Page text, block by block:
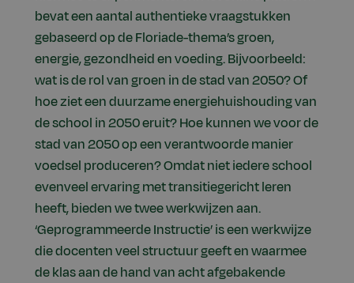
bevat een aantal authentieke vraagstukken
gebaseerd op de Floriade-thema’s groen,
energie, gezondheid en voeding. Bijvoorbeeld:
wat is de rol van groen in de stad van 2050? Of
hoe ziet een duurzame energiehuishouding van
de school in 2050 eruit? Hoe kunnen we voor de
stad van 2050 op een verantwoorde manier
voedsel produceren? Omdat niet iedere school
evenveel ervaring met transitiegericht leren
heeft, bieden we twee werkwijzen aan.
‘Geprogrammeerde Instructie’ is een werkwijze
die docenten veel structuur geeft en waarmee
de klas aan de hand van acht afgebakende